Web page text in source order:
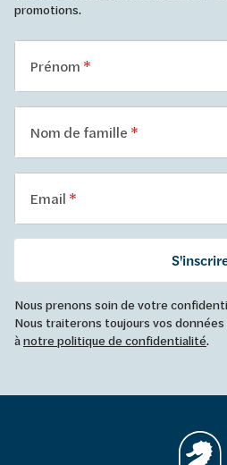
promotions.
Prénom
Nom de famille
Email
Nous prenons soin de votre
Nous traiterons toujours vos
ànotre politique de confidentialité.